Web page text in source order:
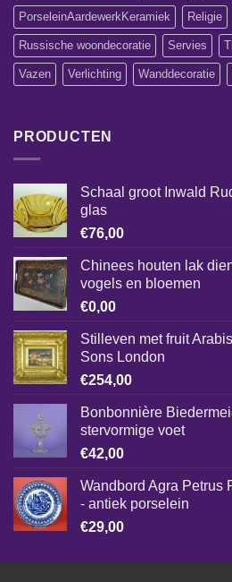
PorseleinAardewerkKeramiek Religie
Russische woondecoratie Servies
Vazen Verlichting Wanddecoratie
PRODUCTEN
Schaal groot Inwald
glas
€76,00
Chinees houten lak
vogels en bloemen
€0,00
Stilleven met fruit
Sons London
€254,00
Bonbonnière
stervormige voet
€42,00
Wandbord Agra Petrus
- antiek porselein
€29,00